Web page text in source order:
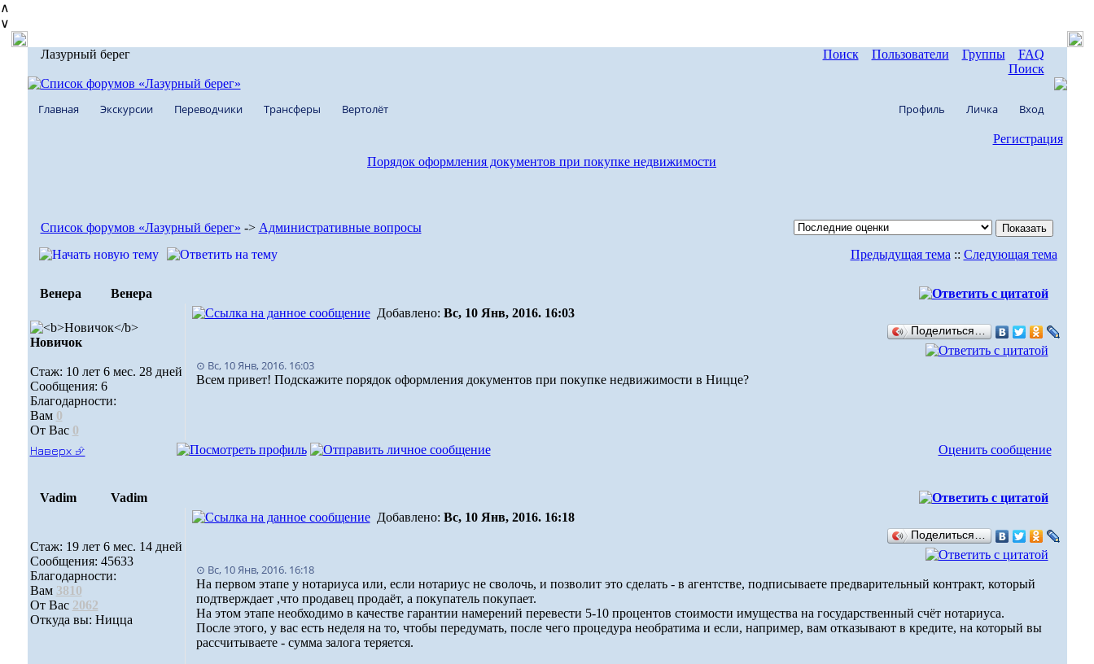
∧
∨
Лазурный берег Поиск Пользователи Группы
FAQ
Поиск
Главная Экскурсии Переводчики Трансферы Вертолёт Профиль Личка Вход
Регистрация
Порядок оформления документов при покупке недвижимости
Список форумов «Лазурный берег» -> Административные вопросы
Предыдущая тема :: Следующая тема
Венера Венера
Новичок
Стаж: 10 лет 6 мес. 28 дней
Сообщения: 6
Благодарности:
Вам 0
От Вас 0
Добавлено: Вс, 10 Янв, 2016. 16:03
Поделиться…
⊙ Вс, 10 Янв, 2016. 16:03
Всем привет! Подскажите порядок оформления документов при покупке недвижимости в Ницце?
Наверх ⮵ Оценить сообщение
Vadim Vadim
Стаж: 19 лет 6 мес. 14 дней
Сообщения: 45633
Благодарности:
Вам 3810
От Вас 2062
Откуда вы: Ницца
Добавлено: Вс, 10 Янв, 2016. 16:18
Поделиться…
⊙ Вс, 10 Янв, 2016. 16:18
На первом этапе у нотариуса или, если нотариус не сволочь, и позволит это сделать - в агентстве, подписываете предварительный контракт, который
подтверждает ,что продавец продаёт, а покупатель покупает.
На этом этапе необходимо в качестве гарантии намерений перевести 5-10 процентов стоимости имущества на государственный счёт нотариуса.
После этого, у вас есть неделя на то, чтобы передумать, после чего процедура необратима и если, например, вам отказывают в кредите, на который вы
рассчитываете - сумма залога теряется.